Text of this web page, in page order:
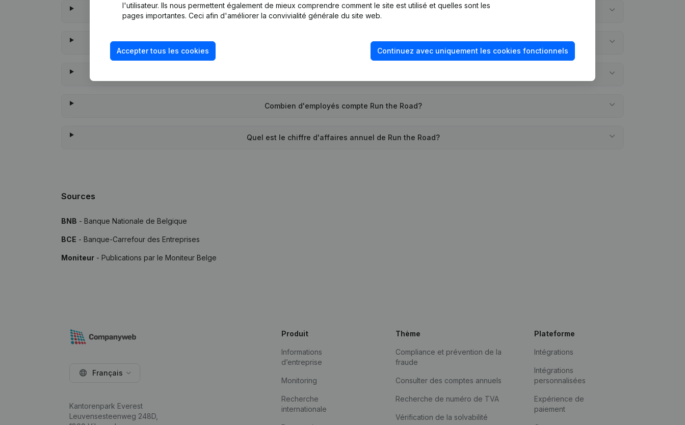
Quand la société Run the Road a-t-elle été créée?
Quelle est l'adresse de Run the Road?
Combien d'employés compte Run the Road?
Quel est le chiffre d'affaires annuel de Run the Road?
Sources
BNB - Banque Nationale de Belgique
BCE - Banque-Carrefour des Entreprises
Moniteur - Publications par le Moniteur Belge
l'utilisateur. Ils nous permettent également de mieux comprendre comment le site est utilisé et quelles sont les
pages importantes. Ceci afin d'améliorer la convivialité générale du site web.
Accepter tous les cookies Continuez avec uniquement les cookies fonctionnels
Français
Kantorenpark Everest
Leuvensesteenweg 248D,
Produit
Informations
d’entreprise
Monitoring
Recherche
internationale
Thème
Compliance et prévention de la
fraude
Consulter des comptes annuels
Recherche de numéro de TVA
Vérification de la solvabilité
Plateforme
Intégrations
Intégrations
personnalisées
Expérience de
paiement